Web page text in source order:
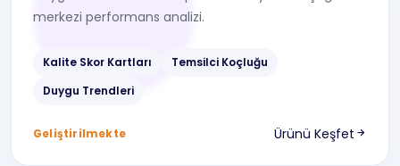
merkezi performans analizi.
Kalite Skor Kartları
Temsilci Koçluğu
Duygu Trendleri
Geliştirilmekte Ürünü Keşfet